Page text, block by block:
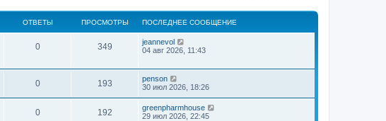
ОТВЕТЫ ПРОСМОТРЫ ПОСЛЕДНЕЕ СООБЩЕНИЕ
0 349
jeannevol
04 авг 2026, 11:43
0 193
penson
30 июл 2026, 18:26
0 192
greenpharmhouse
29 июл 2026, 22:45